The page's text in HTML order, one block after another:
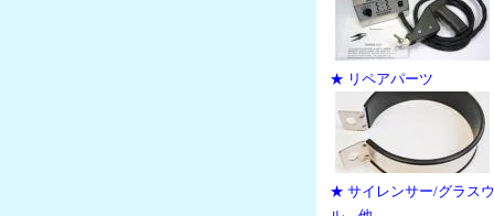
★ リペアパーツ
★ サイレンサー/グラス